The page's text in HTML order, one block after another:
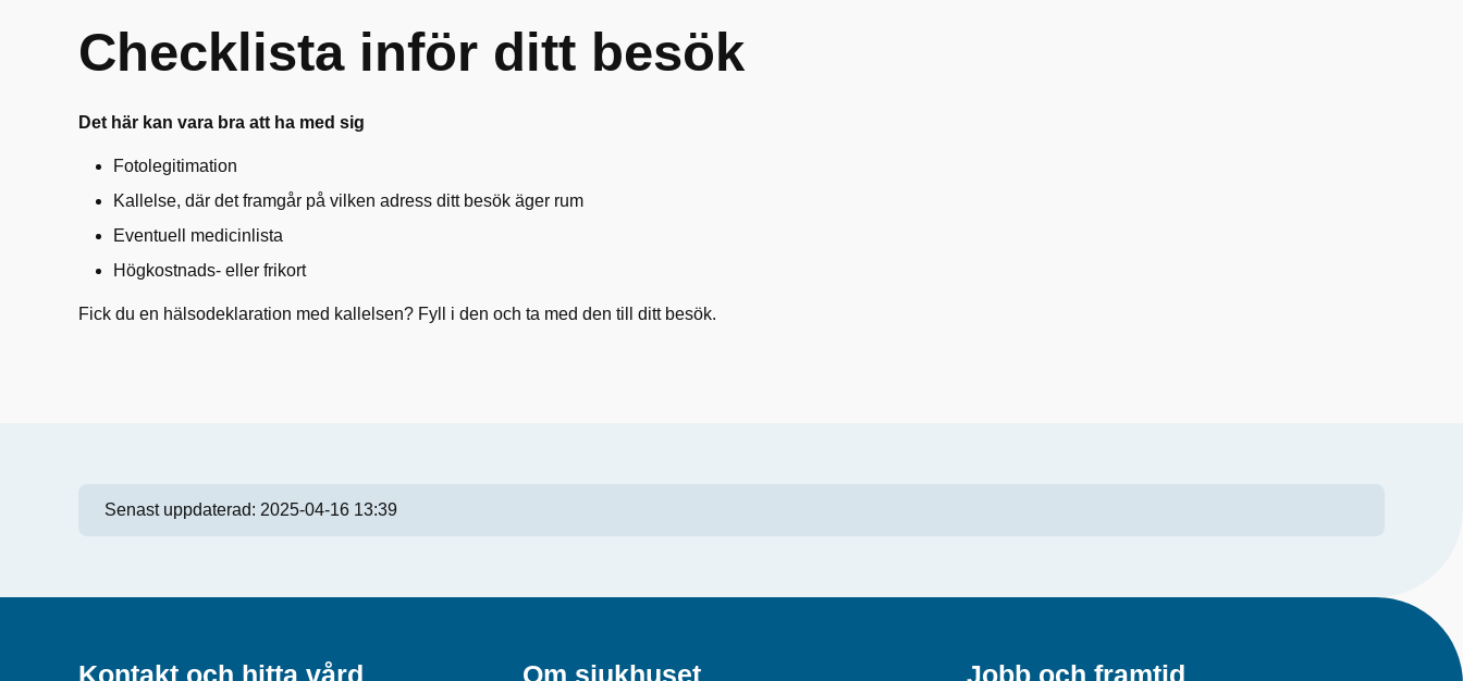
Checklista inför ditt besök
Det här kan vara bra att ha med sig
Fotolegitimation
Kallelse, där det framgår på vilken adress ditt besök äger rum
Eventuell medicinlista
Högkostnads- eller frikort
Fick du en hälsodeklaration med kallelsen? Fyll i den och ta med den till ditt besök.
Senast uppdaterad: 2025-04-16 13:39
Kontakt och hitta vård Om sjukhuset Jobb och framtid